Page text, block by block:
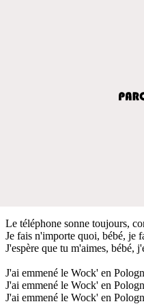
Le téléphone sonne toujours,
Je fais n'importe quoi, bébé, je
J'espère que tu m'aimes, bébé,
J'ai emmené le Wock' en
J'ai emmené le Wock' en
J'ai emmené le Wock' en